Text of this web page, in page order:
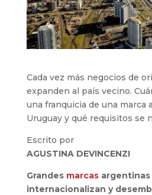
Cada vez más negocios de
expanden al país vecino.
una franquicia de una marca
Uruguay y qué requisitos se
Escrito por
AGUSTINA DEVINCENZI
Grandes marcasargentinas
internacionalizan y